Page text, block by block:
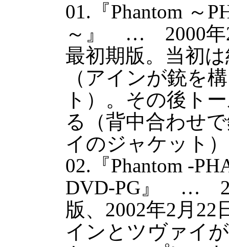
01.『Phantom ～
～』 … 2000年2
最初期版。当初
（アインが銃を
ト）。その後ト
る（背中合わせ
イのジャケット
02.『Phantom -
DVD-PG』 …
版、2002年2月
インとツヴァイ